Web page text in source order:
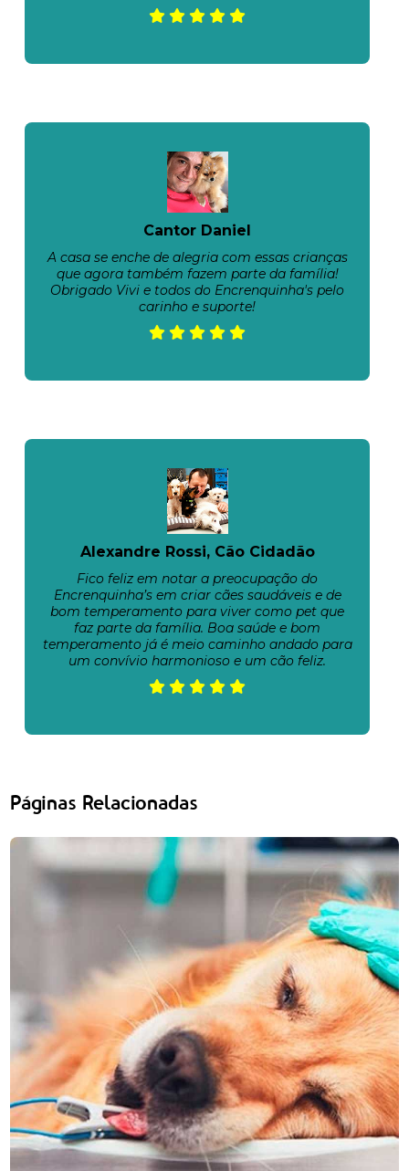
Cantor Daniel
A casa se enche de alegria com essas crianças
que agora também fazem parte da família!
Obrigado Vivi e todos do Encrenquinha's pelo
carinho e suporte!
Alexandre Rossi, Cão Cidadão
Fico feliz em notar a preocupação do
Encrenquinha’s em criar cães saudáveis e de
bom temperamento para viver como pet que
faz parte da família. Boa saúde e bom
temperamento já é meio caminho andado para
um convívio harmonioso e um cão feliz.
Páginas Relacionadas